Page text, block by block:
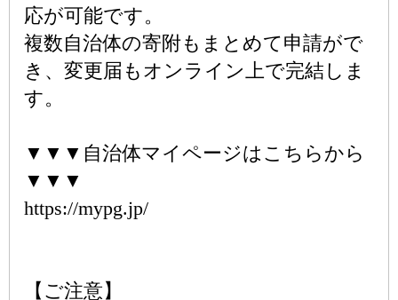
応が可能です。
複数自治体の寄附もまとめて申請がで
き、変更届もオンライン上で完結しま
す。
▼▼▼自治体マイページはこちらから
▼▼▼
https://mypg.jp/
【ご注意】